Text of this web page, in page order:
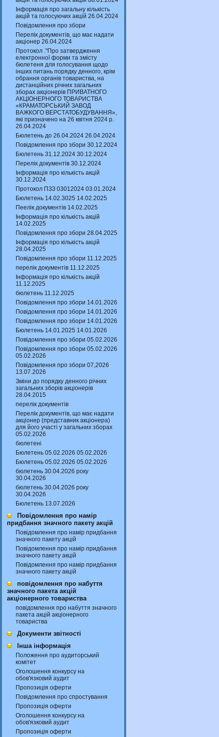
Інформація про загальну кількість
акцій та голосуючих акцій 26.04.2024
Повідомлення про збори
Перелік документів, що має надати
акціонер 26.04.2024
Протокол ."Про затвердження
електронної форми та змісту
бюлетеня для голосування щодо
інших питань порядку денного, крім
обрання органів товариства, на
дистанційних річних загальних
зборах акціонерів ПРИВАТНОГО
АКЦІОНЕРНОГО ТОВАРИСТВА
«КРАМАТОРСЬКИЙ ЗАВОД
ВАЖКОГО ВЕРСТАТОБУДУВАННЯ»,
які призначено на 26 квітня 2024 р.
26.04.2024
Бюлетень до 26.04.2024 26.04.2024
Повідомлення про збори 30.12.2024
Бюлетень 31.12.2024 30.12.2024
Перелік документів 30.12.2024
Інформація про кількість акцій
30.12.2024
Протокол ПЗЗ 03012024 03.01.2024
Бюлетень 14.02.3025 14.02.2025
Пеелік документів 14.02.2025
Інформація про кількість акцій
14.02.2025
Повідомлення про збори 28.04.2025
Інформація про кількість акцій
28.04.2025
Повідомлення про збори 11.12.2025
перелік документів 11.12.2025
Інформація про кількість акцій
11.12.2025
бюлетень 11.12.2025
Повідомлення про збори 14.01.2026
Повідомлення про збори 14.01.2026
Повідомлення про збори 14.01.2026
Бюлетень 14.01.2025 14.01.2026
Повідомлення про збори 05.02.2026
Повідомлення про збори 05.02.2026
05.02.2026
Повідомлення про збори 07,2026
13.07.2026
Зміни до порядку денного річних
загальних зборів акціонерів
28.04.2015
перелік документів
Перелік документів, що має надати
акціонер (представник акціонера)
для його участі у загальних зборах
05.02.2026
бюлетені
Бюлетень 05.02.2026 05.02.2026
Бюлетень 05.02.2026 05.02.2026
бюлетень 30.04.2026 року
30.04.2026
бюлетень 30.04.2026 року
30.04.2026
Бюлетень 13.07.2026
Повідомлення про намір
придбання значного пакету акцій
Повідомлення про намір придбання
значного пакету акцій
Повідомлення про намір придбання
значного пакету акцій
Повідомлення про намір придбання
значного пакету акцій
повідомлення про набуття
значного пакета акцій
акціонерного товариства
повідомлення про набуття значного
пакета акцій акціонерного
товариства
Документи звітності
Інша інформація
Положення про аудиторський
комітет
Оголошення конкурсу на
обов'язковий аудит
Пропозиція оферти
Повідомлення про спростування
Пропозиція оферти
Оголошення конкурсу на
обов'язковий аудит
Пропозиція оферти